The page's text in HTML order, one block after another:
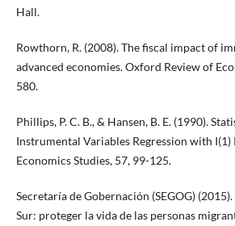
Hall.
Rowthorn, R. (2008). The fiscal impact of
advanced economies. Oxford Review of
580.
Phillips, P. C. B., & Hansen, B. E. (1990).
Instrumental Variables Regression with I(1)
Economics Studies, 57, 99-125.
Secretaría de Gobernación (SEGOG)
Sur: proteger la vida de las personas